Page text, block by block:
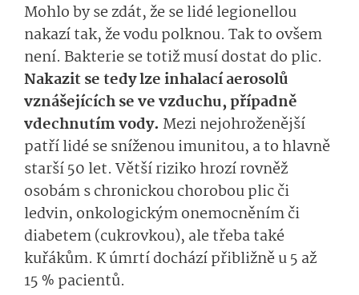
Mohlo by se zdát, že se lidé legionellou
nakazí tak, že vodu polknou. Tak to ovšem
není. Bakterie se totiž musí dostat do plic.
Nakazit se tedy lze inhalací a­erosolů
vznášejících se ve vzduchu, případně
vdechnutím vody. Mezi nejohroženější
patřílidé se sníženou imunitou, a to hlavně
starší 50 let. Větší riziko hrozí rovněž
osobám s chronickou chorobou plic či
ledvin, onkologickým onemocněním či
diabetem (cukrovkou), ale třeba také
kuřákům. K úmrtí dochází přibližně u 5 až
15 % pacientů.